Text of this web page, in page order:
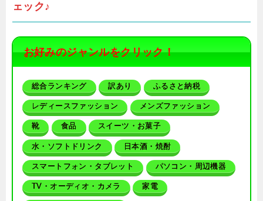
ェック♪
お好みのジャンルをクリック！
総合ランキング 訳あり ふるさと納税
レディースファッション メンズファッション
靴 食品 スイーツ・お菓子
水・ソフトドリンク 日本酒・焼酎
スマートフォン・タブレット パソコン・周辺機器
TV・オーディオ・カメラ 家電